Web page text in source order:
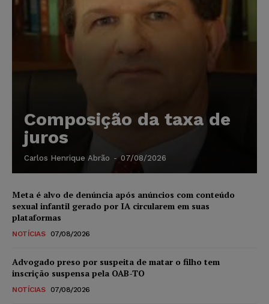
Composição da taxa de
juros
Carlos Henrique Abrão - 07/08/2026
Meta é alvo de denúncia após anúncios com conteúdo
sexual infantil gerado por IA circularem em suas
plataformas
NOTÍCIAS 07/08/2026
Advogado preso por suspeita de matar o filho tem
inscrição suspensa pela OAB-TO
NOTÍCIAS 07/08/2026